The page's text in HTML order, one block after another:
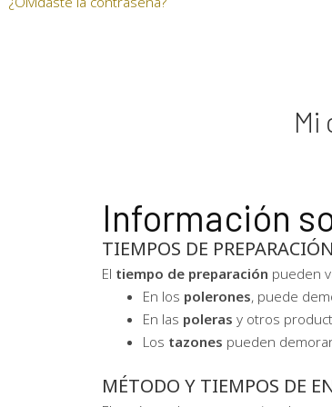
Mi
Información
TIEMPOS DE PREPARACIÓN
El tiempo de preparación pueden
En los polerones, puede
En las poleras y otros
Los tazones pueden
MÉTODO Y TIEMPOS DE